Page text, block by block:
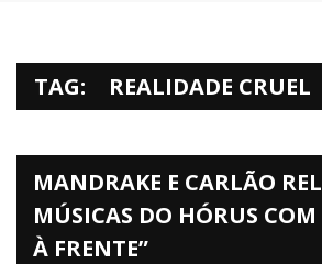
TAG: REALIDADE CRUEL
MANDRAKE E CARLÃO
MÚSICAS DO HÓRUS COM
À FRENTE”